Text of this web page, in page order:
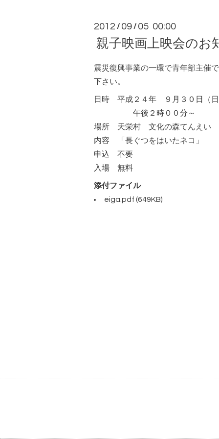
2012 / 09 / 05 00:00
親子映画上映会のお
震災復興事業の一環で青年部主催
下さい。
日時 平成２４年 ９月３０日（
午後２時００分～
場所 天栄村 文化の森てんえい
内容 「長ぐつをはいたネコ」
申込 不要
入場 無料
添付ファイル
eiga.pdf (649KB)